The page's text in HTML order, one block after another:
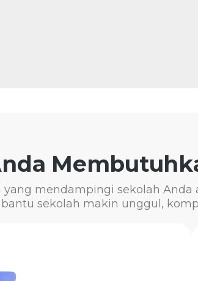
mendampingi sekolah Anda
sekolah makin unggul,